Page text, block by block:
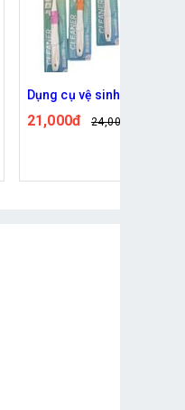
Dụng cụ vệ sinh lưỡi
21,000đ 24,000đ